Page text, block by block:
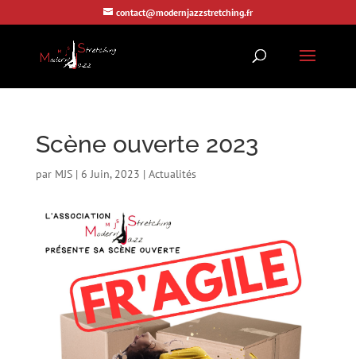
contact@modernjazzstretching.fr
Scène ouverte 2023
par MJS| 6 Juin, 2023 | Actualités